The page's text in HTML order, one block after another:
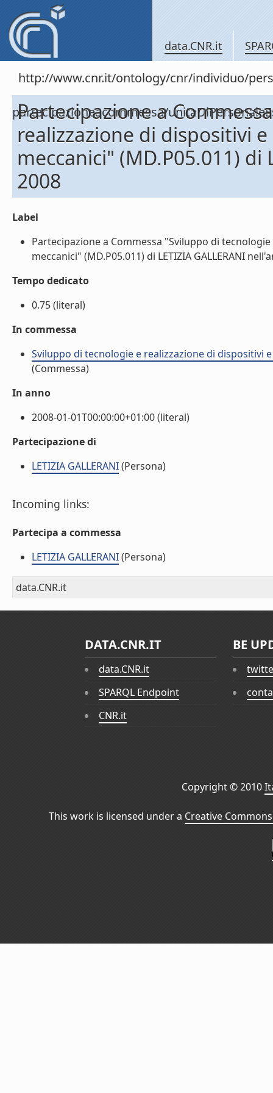
data.CNR.it
http://www.cnr.it/ontology/cnr/individuo/
partecipazioneacommessa/
Partecipazione a
realizzazione di dispositivi
meccanici" (MD.P05.011) di
2008
Label
Partecipazione a Commessa "Sviluppo di
meccanici" (MD.P05.011) di LETIZIA GALLERANI
Tempo dedicato
0.75 (literal)
In commessa
Sviluppo di tecnologie e realizzazione di dispositivi
(Commessa)
In anno
2008-01-01T00:00:00+01:00 (literal)
Partecipazione di
LETIZIA GALLERANI(Persona)
Incoming links:
Partecipa a commessa
LETIZIA GALLERANI(Persona)
data.CNR.it
DATA.CNR.IT
data.CNR.it
SPARQL Endpoint
CNR.it
BE
Copyright © 2010
This work is licensed under a Creative